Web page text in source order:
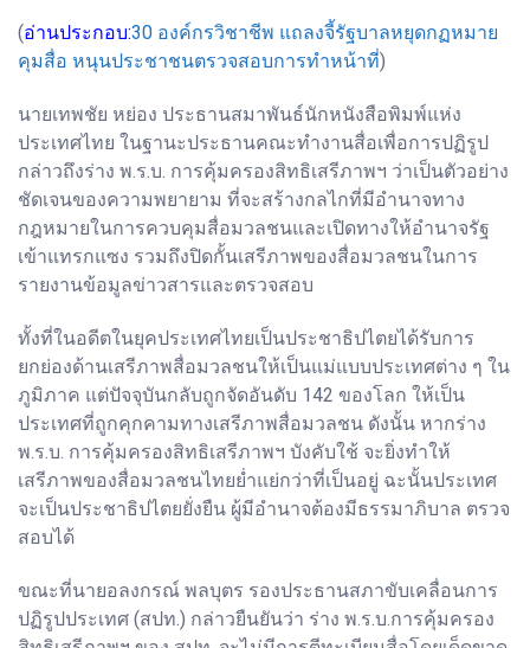
(อ่านประกอบ:30 องค์กรวิชาชีพ แถลงจี้รัฐบาลหยุดกฏหมาย
คุมสื่อ หนุนประชาชนตรวจสอบการทำหน้าที่)
นายเทพชัย หย่อง ประธานสมาพันธ์นักหนังสือพิมพ์แห่ง
ประเทศไทย ในฐานะประธานคณะทำงานสื่อเพื่อการปฏิรูป
กล่าวถึงร่าง พ.ร.บ. การคุ้มครองสิทธิเสรีภาพฯ ว่าเป็นตัวอย่าง
ชัดเจนของความพยายาม ที่จะสร้างกลไกที่มีอำนาจทาง
กฎหมายในการควบคุมสื่อมวลชนและเปิดทางให้อำนาจรัฐ
เข้าแทรกแซง รวมถึงปิดกั้นเสรีภาพของสื่อมวลชนในการ
รายงานข้อมูลข่าวสารและตรวจสอบ
ทั้งที่ในอดีตในยุคประเทศไทยเป็นประชาธิปไตยได้รับการ
ยกย่องด้านเสรีภาพสื่อมวลชนให้เป็นแม่แบบประเทศต่าง ๆ ใน
ภูมิภาค แต่ปัจจุบันกลับถูกจัดอันดับ 142 ของโลก ให้เป็น
ประเทศที่ถูกคุกคามทางเสรีภาพสื่อมวลชน ดังนั้น หากร่าง
พ.ร.บ. การคุ้มครองสิทธิเสรีภาพฯ บังคับใช้ จะยิ่งทำให้
เสรีภาพของสื่อมวลชนไทยย่ำแย่กว่าที่เป็นอยู่ ฉะนั้นประเทศ
จะเป็นประชาธิปไตยยั่งยืน ผู้มีอำนาจต้องมีธรรมาภิบาล ตรวจ
สอบได้
ขณะที่นายอลงกรณ์ พลบุตร รองประธานสภาขับเคลื่อนการ
ปฏิรูปประเทศ (สปท.) กล่าวยืนยันว่า ร่าง พ.ร.บ.การคุ้มครอง